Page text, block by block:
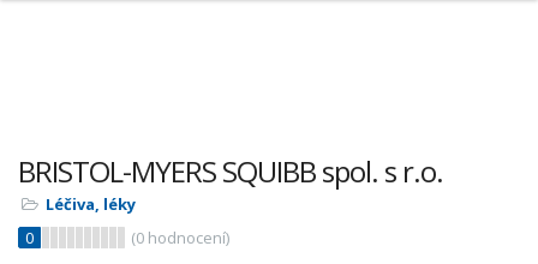
BRISTOL-MYERS SQUIBB spol. s r.o.
Léčiva, léky
0
(0 hodnocení)